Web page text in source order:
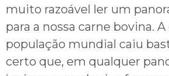
muito razoável ler um
para a nossa carne bovina.
população mundial caiu
certo que, em qualquer